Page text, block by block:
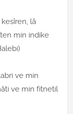
lâ
min indike
ve min
ve min fitnetil